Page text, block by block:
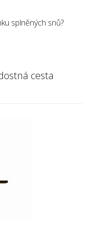
splněných snů?
cesta